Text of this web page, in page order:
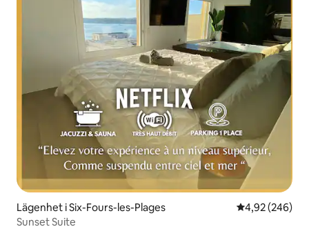
Lägenhet i Six-Fours-les-Plages 4,92 av 5 i
4,92 (246)
Sunset Suite